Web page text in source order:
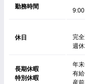
勤務時間
9:00
休日
完
週
長期休暇
特別休暇
年
有
産